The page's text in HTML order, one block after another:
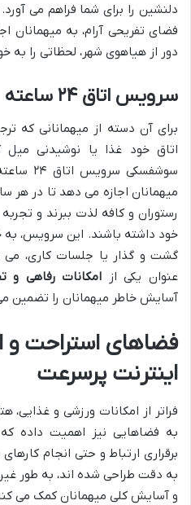
دلنشین را برای شما فراهم می
فضای تفریحی آرام، به میهمانان
دور از هیاهوی شهر، لحظاتی را
سرویس اتاق ۲۴ ساعته
برای آن دسته از میهمانانی که
اتاق خود غذا یا نوشیدنی
میهمانان اجازه می دهد تا در هر
رستوران و کافه لذت ببرند و
خود داشته باشند. این سرویس،
گشت و گذار یا جلسات کاری، می
عنوان یکی از امکانات رفاهی و
آسایش خاطر میهمانان را تضمین
فضاهای استراحت و
اینترنت پرسرعت
فراتر از امکانات ورزشی و
به فضاهایی نیز اهمیت داده که
برقراری ارتباط و حتی انجام
به دقت طراحی شده اند، به طور
و آسایش کلی میهمانان کمک می